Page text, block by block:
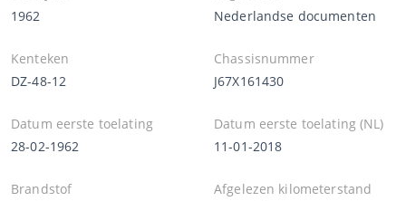
1962
Nederlandse documenten
Kenteken
DZ-48-12
Chassisnummer
J67X161430
Datum eerste toelating
28-02-1962
Datum eerste toelating (NL)
11-01-2018
Brandstof
Afgelezen kilometerstand